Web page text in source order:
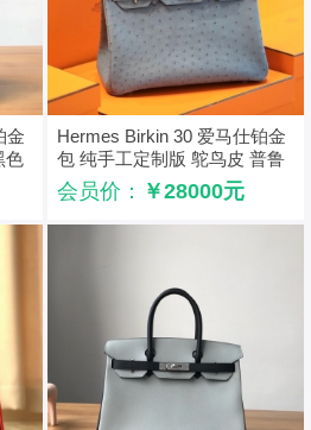
金
色
Hermes Birkin 30 爱马仕铂金
包 纯手工定制版 鸵鸟皮 普鲁
士蓝
会员价： ￥28000元